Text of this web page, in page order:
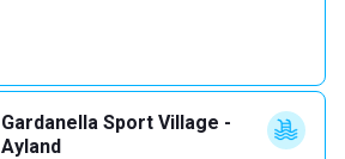
Gardanella Sport Village -
Ayland